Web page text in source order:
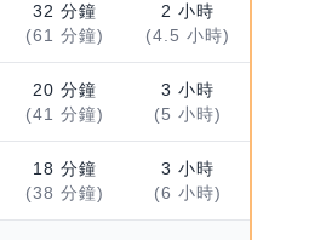
32 分鐘
(61 分鐘)
2 小時
(4.5 小時)
20 分鐘
(41 分鐘)
3 小時
(5 小時)
18 分鐘
(38 分鐘)
3 小時
(6 小時)